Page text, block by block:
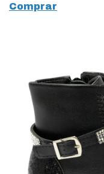
Comprar